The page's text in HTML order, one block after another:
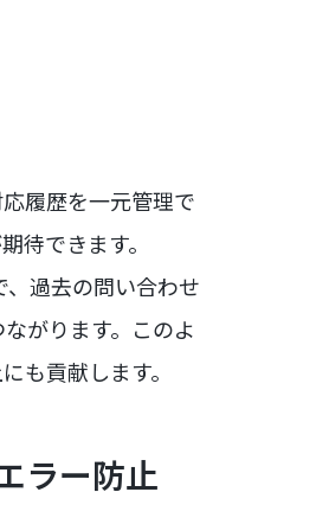
履歴を一元管理で
待できます。
過去の問い合わせ
がります。このよ
も貢献します。
ラー防止